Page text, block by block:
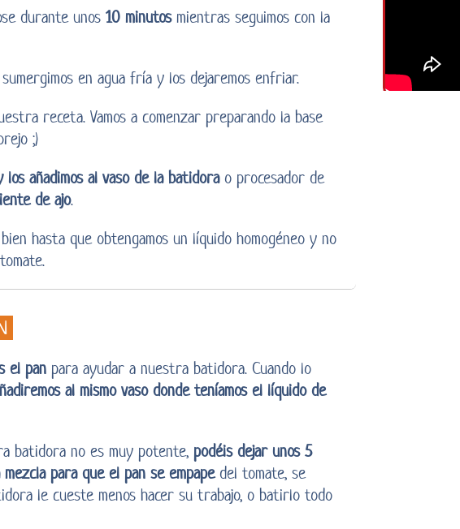
durante unos 10 minutosmientras seguimos con la
en agua fría y los dejaremos enfriar.
receta. Vamos a comenzar preparando la base
;)
los añadimos al vaso de la batidorao procesador de
de ajo.
hasta que obtengamos un líquido homogéneo y no
el pan para ayudar a nuestra batidora. Cuando lo
al mismo vaso donde teníamos el líquido de
batidora no es muy potente, podéis dejar unos 5
para que el pan se empapedel tomate, se
le cueste menos hacer su trabajo, o batirlo todo